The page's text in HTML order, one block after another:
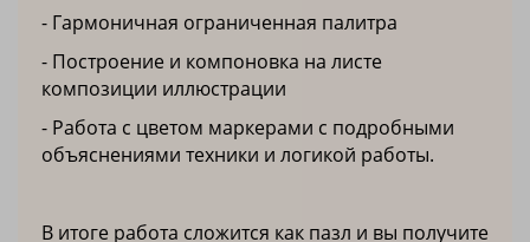
- Гармоничная ограниченная палитра
- Построение и компоновка на листе
композиции иллюстрации
- Работа с цветом маркерами с подробными
объяснениями техники и логикой работы.
В итоге работа сложится как пазл и вы получите